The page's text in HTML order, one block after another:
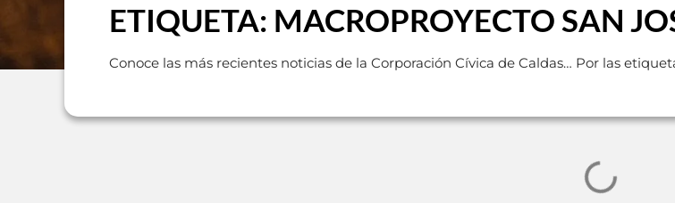
ETIQUETA: MACROPROYECTO SAN
Conoce las más recientes noticias de la Corporación Cívica de Caldas… Por las